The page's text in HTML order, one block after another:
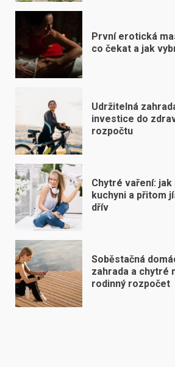
První erotická
co čekat a jak
Udržitelná
investice do
rozpočtu
Chytré vaření:
kuchyni a přitom
dřív
Soběstačná
zahrada a chytré
rodinný rozpočet